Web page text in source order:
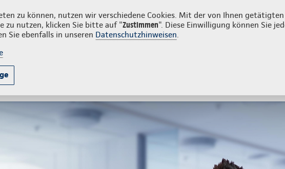
zu können, nutzen wir verschiedene Cookies. Mit der von Ihnen
zu nutzen, klicken Sie bitte auf "Zustimmen". Diese Einwilligung können Sie
Sie ebenfalls in unseren Datenschutzhinweisen.
Privatkunden Firmenkunden
Lebensversicherung